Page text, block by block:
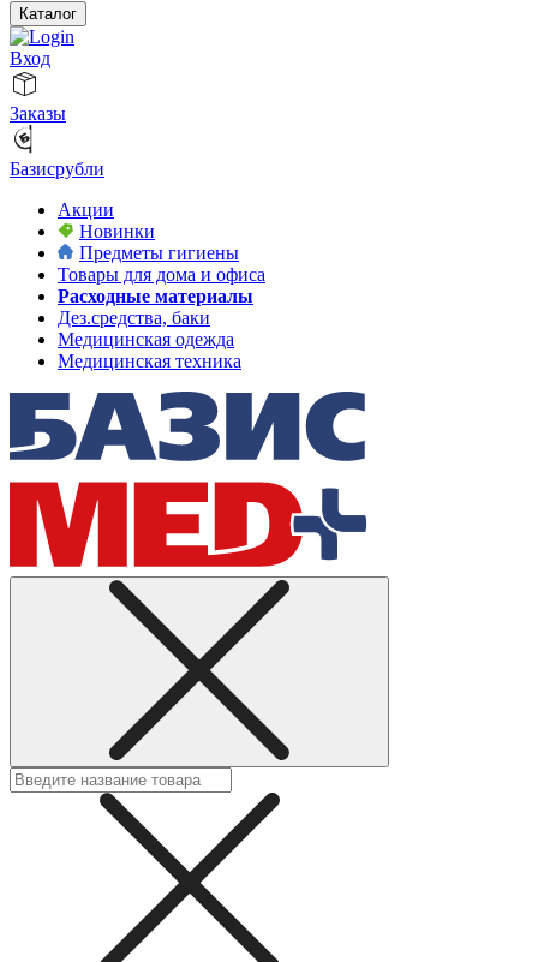
Каталог
Вход
Заказы
Базисрубли
Акции
Новинки
Предметы гигиены
Товары для дома и офиса
Расходные материалы
Дез.средства, баки
Медицинская одежда
Медицинская техника